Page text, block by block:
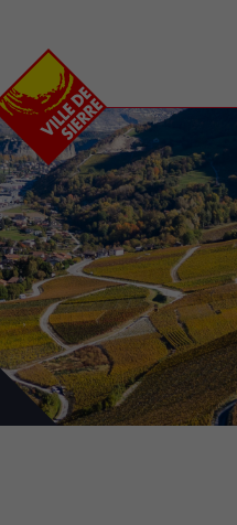
et
Projets
Chantiers en
Plan
centre-ville